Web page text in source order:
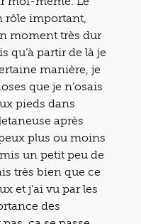
rôle important,
moment très dur
qu’à partir de là je
manière, je
que je n’osais
pieds dans
après
plus ou moins
un petit peu de
très bien que ce
et j’ai vu par les
des